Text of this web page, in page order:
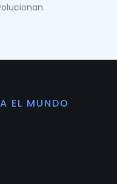
EL MUNDO